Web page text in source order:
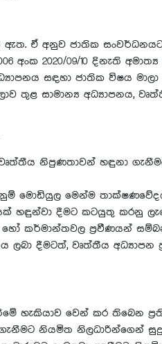
ඇත. ඒ අනුව ජාතික
අංක 2020/09/10 දිනැති
සඳහා ජාතික විෂය
තුළ සාමාන්‍ය අධ්‍යාපනය,
නිපුණතාවන් හඳුනා
මොඩියුල මෙන්ම
හඳුන්වා දීමට කටයුතු කරනු
හෝ කර්මාන්තවල ප්‍රවීණයන්
දීමටත්, වෘත්තීය අධ්‍යාපන
හැකියාව වෙන් කර තිබෙන
නියමිත නිලධාරින්ගෙන්